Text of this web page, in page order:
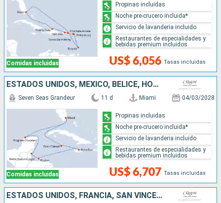
Comidas incluidas US$ 6,056 Tasas incluidas
Propinas incluidas
Noche pre-crucero incluida*
Servicio de lavanderia incluido
Restaurantes de especialidades y
bebidas premium incluidos
ESTADOS UNIDOS, MÉXICO, BELICE, HONDURAS, JAMAICA, ISLAS CAIMÁN
Comidas incluidas
Seven Seas Grandeur 11 d Miami 04/03/2028
US$ 6,707 Tasas incluidas
Propinas incluidas
Noche pre-crucero incluida*
Servicio de lavanderia incluido
Restaurantes de especialidades y
bebidas premium incluidos
ESTADOS UNIDOS, FRANCIA, SAN VINCENT Y LAS GRANADINAS